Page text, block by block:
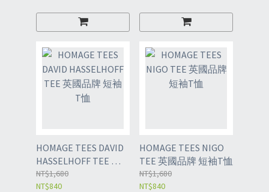
HOMAGE TEES DAVID
HASSELHOFF TEE 英
國品牌 短袖T恤
NT$1,680
NT$840
HOMAGE TEES NIGO
TEE 英國品牌 短袖T恤
NT$1,680
NT$840